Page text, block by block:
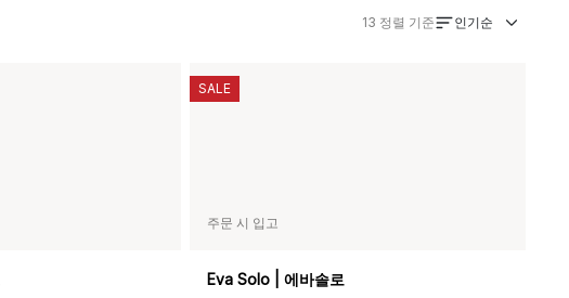
13 정렬 기준 인기순
주문 시 입고
Eva Solo | 에바솔로
SALE